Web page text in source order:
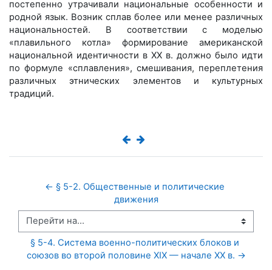
постепенно утрачивали национальные особенности и
родной язык. Возник сплав более или менее различных
национальностей. В соответствии с моделью
«плавильного котла» формирование американской
национальной идентичности в XX в. должно было идти
по формуле «сплавления», смешивания, переплетения
различных этнических элементов и культурных
традиций.
← § 5-2. Общественные и политические
движения
Перейти на...
§ 5-4. Система военно-политических блоков и
союзов во второй половине XIX — начале XX в. →